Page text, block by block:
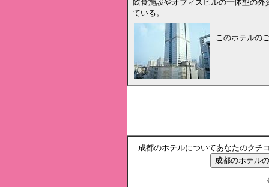
飲食施設やオフィスビルの一体型の
ている。
このホテルの
成都のホテルについてあなたのクチ